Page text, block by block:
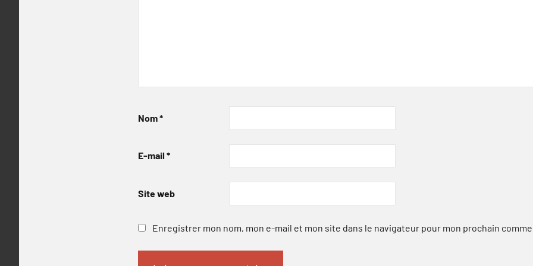
Nom*
E-mail *
Site web
Enregistrer mon nom, mon e-mail et mon site dans le navigateur pour mon prochain